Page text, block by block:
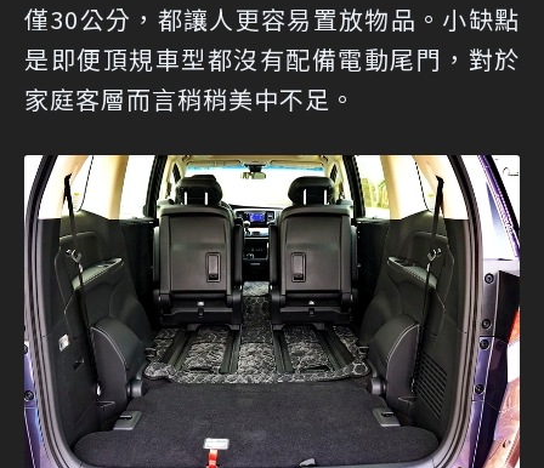
僅30公分，都讓人更容易置放物品。小缺點
是即便頂規車型都沒有配備電動尾門，對於
家庭客層而言稍稍美中不足。